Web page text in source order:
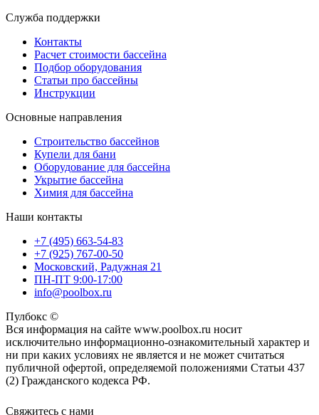
Служба поддержки
Контакты
Расчет стоимости бассейна
Подбор оборудования
Статьи про бассейны
Инструкции
Основные направления
Строительство бассейнов
Купели для бани
Оборудование для бассейна
Укрытие бассейна
Химия для бассейна
Наши контакты
+7 (495) 663-54-83
+7 (925) 767-00-50
Московский, Радужная 21
ПН-ПТ 9:00-17:00
info@poolbox.ru
Пулбокс ©
Вся информация на сайте www.poolbox.ru носит
исключительно информационно-ознакомительный характер и
ни при каких условиях не является и не может считаться
публичной офертой, определяемой положениями Статьи 437
(2) Гражданского кодекса РФ.
Свяжитесь с нами